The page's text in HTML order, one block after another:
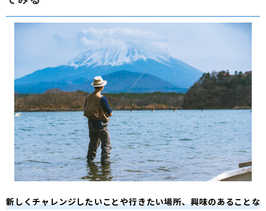
新しくチャレンジしたいことや行きたい場所、興味のあることな